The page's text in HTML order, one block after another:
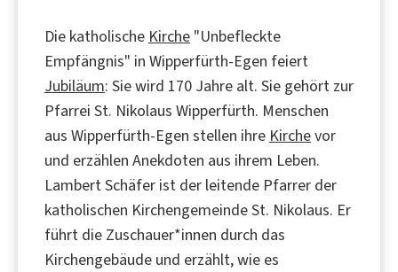
Die katholische Kirche "Unbefleckte
Empfängnis" in Wipperfürth-Egen feiert
Jubiläum: Sie wird 170 Jahre alt. Sie gehört zur
Pfarrei St. Nikolaus Wipperfürth. Menschen
aus Wipperfürth-Egen stellen ihre Kirchevor
und erzählen Anekdoten aus ihrem Leben.
Lambert Schäfer ist der leitende Pfarrer der
katholischen Kirchengemeinde St. Nikolaus. Er
führt die Zuschauer*innen durch das
Kirchengebäude und erzählt, wie es